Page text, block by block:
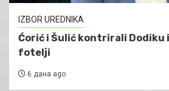
IZBOR UREDNIKA
Ćorić i Šulić kontrirali Dodiku
fotelji
6 дана ago